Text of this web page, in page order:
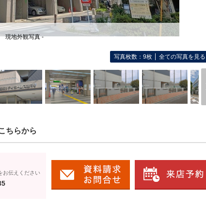
現地外観写真 -
写真枚数：9枚 全ての写真を見る
ちらから
お伝えください